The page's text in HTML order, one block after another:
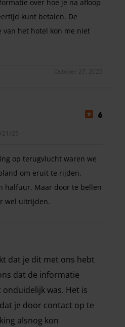
over hoe je na afloop
kunt betalen. De
van het hotel kon me niet
October 27, 2025
6
21/25
op terugvlucht waren we
om eruit te rijden,
halfuur. Maar door te bellen
wel uitrijden.
dat je dit met ons hebt
dat de informatie
was. Het is
je door contact op te
alsnog kon